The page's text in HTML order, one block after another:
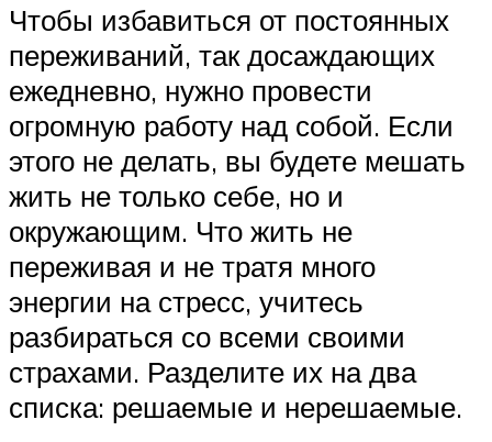
Чтобы избавиться от постоянных
переживаний, так досаждающих
ежедневно, нужно провести
огромную работу над собой. Если
этого не делать, вы будете мешать
жить не только себе, но и
окружающим. Что жить не
переживая и не тратя много
энергии на стресс, учитесь
разбираться со всеми своими
страхами. Разделите их на два
списка: решаемые и нерешаемые.